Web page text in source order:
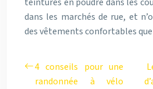
dans les marchés de rue, et
des vêtements confortables
4 conseils pour une
randonnée à vélo